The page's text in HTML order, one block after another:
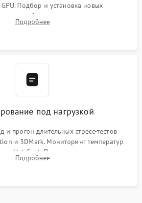
GPU. Подбор и установка новых
толщины на память и цепи
и бэкплейта, подключение и
Подробнее
под нагрузкой
и прогон длительных стресс-тестов
и 3DMark. Мониторинг температур
и Hot Spot. Проверка на отсутствие
вылетов драйвера и зависаний.
Подробнее